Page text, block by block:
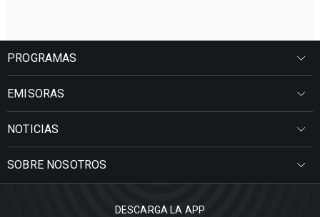
PROGRAMAS
EMISORAS
NOTICIAS
SOBRE NOSOTROS
DESCARGA LA APP